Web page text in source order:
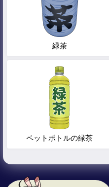
緑茶
ペットボトルの緑茶